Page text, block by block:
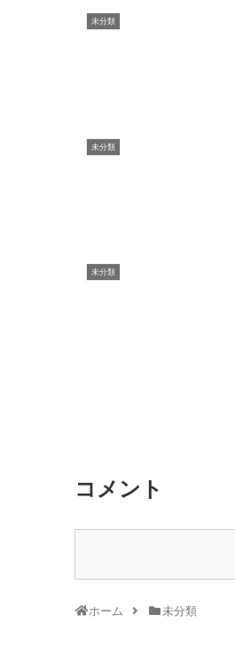
未分類
未分類
未分類
コメント
ホーム 未分類